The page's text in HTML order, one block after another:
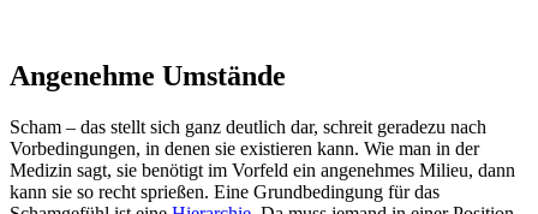
Angenehme Umstände
Scham – das stellt sich ganz deutlich dar, schreit geradezu nach
Vorbedingungen, in denen sie existieren kann. Wie man in der
Medizin sagt, sie benötigt im Vorfeld ein angenehmes Milieu, dann
kann sie so recht sprießen. Eine Grundbedingung für das